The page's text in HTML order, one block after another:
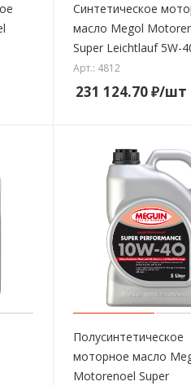
Синтетическое
масло Megol
Super Leichtlauf 5W-
Арт.: 4812
231 124.70₽/шт
Полусинтетическое
моторное масло
Motorenoel Super